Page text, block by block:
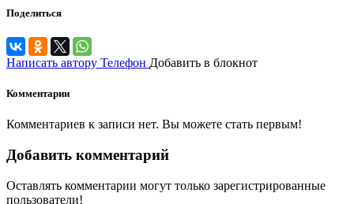
Поделиться
Написать автору Телефон Добавить в блокнот
Комментарии
Комментариев к записи нет. Вы можете стать первым!
Добавить комментарий
Оставлять комментарии могут только зарегистрированные
пользователи!